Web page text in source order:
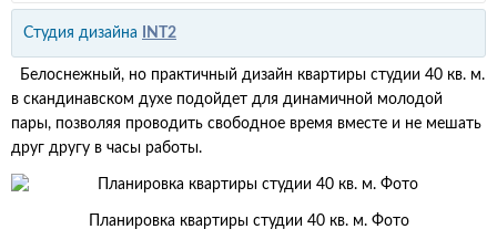
Студия дизайна INT2
Белоснежный, но практичный дизайн квартиры студии 40 кв. м.
в скандинавском духе подойдет для динамичной молодой
пары, позволяя проводить свободное время вместе и не мешать
друг другу в часы работы.
Планировка квартиры студии 40 кв. м. Фото